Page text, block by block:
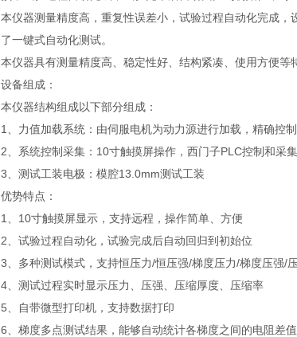
本仪器测量精度高，重复性误差小，试验过程自动化完成
了一键式自动化测试。
本仪器具有测量精度高、稳定性好、结构紧凑、使用方便等
设备组成：
本仪器结构组成以下部分组成：
1、力值加载系统：由伺服电机为动力源进行加载，精确控
2、系统控制采集：10寸触摸屏操作，西门子PLC控制和采集
3、测试工装电极：模腔13.0mm测试工装
优势特点：
1、10寸触摸屏显示，支持远程，操作简单、方便
2、试验过程自动化，试验完成后自动回归到初始位
3、多种测试模式，支持恒压力/恒压强/梯度压力/梯度压强/
4、测试过程实时显示压力、压强、压缩厚度、压缩率
5、自带微型打印机，支持数据打印
6、梯度多点测试结果，能够自动统计各梯度之间的电阻差